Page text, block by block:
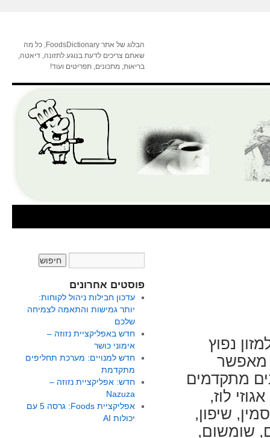
הבלוג של אתר FoodsDictionary, כל מה
שאתם צריכים לדעת בנוגע לתזונה, דיאטה,
בריאות, מתכונים, תפריטים ועוד!
נפוץ
מאפשר
מתקדמים
לוז,
שיפון,
שומשום,
פוסטים אחרונים
עדכון חבילות ניהול לקוחות:
יותר גמישות והתאמה לצמיחה
שלכם
חדש באפליקציית נזוזה –
אימוני כושר
חדש למנויים: מערכת תחליפים
מתקדמת
חדש: אפליקציית נזוזה –
Nazuza
אפליקציית Foods: גרסה 5 עם
יכולות AI